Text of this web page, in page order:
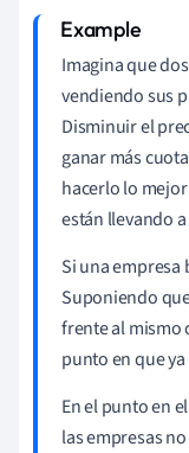
Imagina que
vendiendo sus
Disminuir el
ganar más
hacerlo lo
están llevando
Si una empresa
Suponiendo
frente al mismo
punto en que
En el punto en
las empresas